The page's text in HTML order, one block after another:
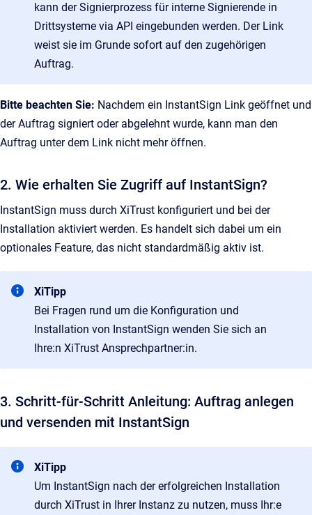
kann der Signierprozess für interne Signierende in
Drittsysteme via API eingebunden werden. Der Link
weist sie im Grunde sofort auf den zugehörigen
Auftrag.
Bitte beachten Sie: Nachdem ein InstantSign Link geöffnet und
der Auftrag signiert oder abgelehnt wurde, kann man den
Auftrag unter dem Link nicht mehr öffnen.
2. Wie erhalten Sie Zugriff auf InstantSign?
InstantSign muss durch XiTrust konfiguriert und bei der
Installation aktiviert werden. Es handelt sich dabei um ein
optionales Feature, das nicht standardmäßig aktiv ist.
XiTipp
Bei Fragen rund um die Konfiguration und
Installation von InstantSign wenden Sie sich an
Ihre:n XiTrust Ansprechpartner:in.
3. Schritt-für-Schritt Anleitung: Auftrag anlegen
und versenden mit InstantSign
XiTipp
Um InstantSign nach der erfolgreichen Installation
durch XiTrust in Ihrer Instanz zu nutzen, muss Ihr:e